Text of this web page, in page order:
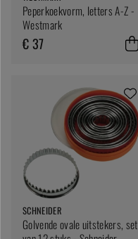
Peperkoekvorm, letters A-Z -
Westmark
€ 37
SCHNEIDER
Golvende ovale uitstekers, set